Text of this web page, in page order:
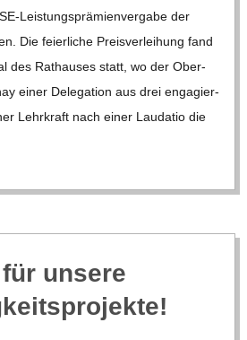
Leis­­tungs­­prä­­mi­en­­ver­­­gabe der
Die fei­er­li­che Preis­ver­lei­hung fand
des Rat­hau­ses statt, wo der Ober­
einer Dele­ga­tion aus drei enga­gier­
Lehr­kraft nach einer Lau­da­tio die
unsere